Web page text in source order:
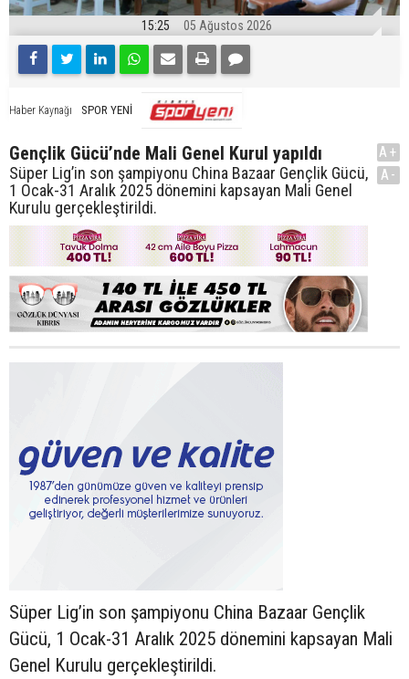
15:25 05 Ağustos 2026
Haber Kaynağı SPOR YENİ
Gençlik Gücü’nde Mali Genel Kurul yapıldı
Süper Lig’in son şampiyonu China Bazaar Gençlik Gücü,
1 Ocak-31 Aralık 2025 dönemini kapsayan Mali Genel
Kurulu gerçekleştirildi.
A+
A-
Süper Lig’in son şampiyonu China Bazaar Gençlik
Gücü, 1 Ocak-31 Aralık 2025 dönemini kapsayan Mali
Genel Kurulu gerçekleştirildi.